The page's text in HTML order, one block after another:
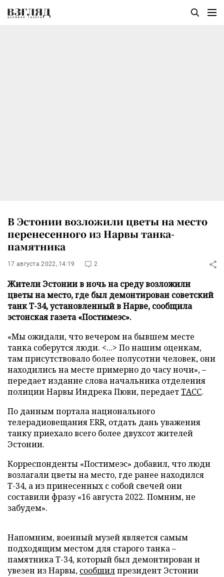
В Эстонии возложили цветы на место
перенесенного из Нарвы танка-
памятника
17 августа 2022, 14:19 2
Жители Эстонии в ночь на среду возложили
цветы на место, где был демонтирован советский
танк Т-34, установленный в Нарве, сообщила
эстонская газета «Постимеэс».
«Мы ожидали, что вечером на бывшем месте
танка соберутся люди. <...> По нашим оценкам,
там присутствовало более полусотни человек, они
находились на месте примерно до часу ночи», –
передает издание слова начальника отделения
полиции Нарвы Индрека Пюви, передаетТАСС.
По данным портала национального
телерадиовещания ERR, отдать дань уважения
танку приехало всего более двухсот жителей
Эстонии.
Корреспонденты «Постимеэс» добавил, что люди
возлагали цветы на место, где ранее находился
Т-34, а из принесенных с собой свечей они
составили фразу «16 августа 2022. Помним, не
забудем».
Напомним, военный музей является самым
подходящим местом для старого танка –
памятника Т-34, который был демонтирован и
увезен из Нарвы, сообщилпрезидент Эстонии